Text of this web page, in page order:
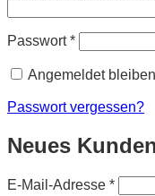
Passwort*Erforderlich
Angemeldet bleiben
Passwort vergessen?
Neues
E-Mail-Adresse *